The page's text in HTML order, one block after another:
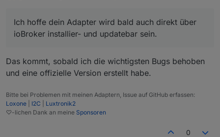
Ich hoffe dein Adapter wird bald auch direkt über
ioBroker installier- und updatebar sein.
Das kommt, sobald ich die wichtigsten Bugs behoben
und eine offizielle Version erstellt habe.
Bitte bei Problemen mit meinen Adaptern, Issue auf GitHub erfassen:
Loxone
I2C
Luxtronik2
♡-lichen Dank an meine Sponsoren
0